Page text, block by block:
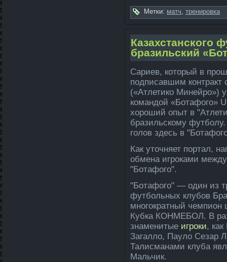
Метки: матч, тренировка
Казахстанского
бразильский
Сариев, который в
подпи­савшим
(«Атле­тико Минейро»)
командой «Ботафого»
хороший опыт в
бразильскому
голов здесь в
Как уточняет портал,
обмена игроками
"Ботафого".
"Ботафого" — один из
футбольных клубов
многократный
Кубка КОНМЕБОЛ. В
знаменитые игроки,
Загалло, Пауло Сезар
Талисманами клуба
Мальчик.